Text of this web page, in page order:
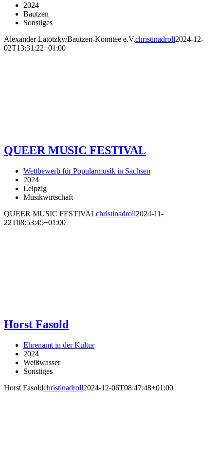
2024
Bautzen
Sonstiges
Alexander Latotzky/Bautzen-Komitee e.V.christinadroll2024-12-
02T13:31:22+01:00
QUEER MUSIC FESTIVAL
Wettbewerb für Popularmusik in Sachsen
2024
Leipzig
Musikwirtschaft
QUEER MUSIC FESTIVALchristinadroll2024-11-
22T08:53:45+01:00
Horst Fasold
Ehrenamt in der Kultur
2024
Weißwasser
Sonstiges
Horst Fasoldchristinadroll2024-12-06T08:47:48+01:00